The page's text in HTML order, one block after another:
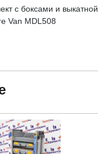
с боксами и выкатной
Van MDL508